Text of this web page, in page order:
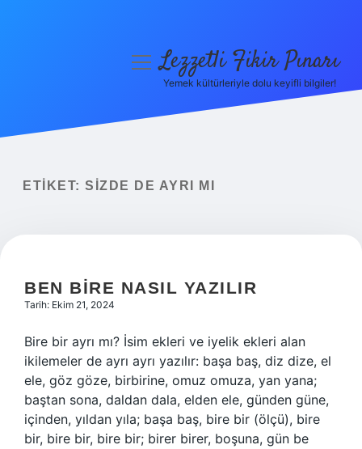
Yasal Uyarı
menüyüLezzetli Fikir Pınarı
Yemek kültürleriyle dolu keyifli bilgiler!
ETIKET: SIZDE DE AYRI MI
BEN BIRE NASIL YAZILIR
Tarih: Ekim 21, 2024
Bire bir ayrı mı? İsim ekleri ve iyelik ekleri alan
ikilemeler de ayrı ayrı yazılır: başa baş, diz dize, el
ele, göz göze, birbirine, omuz omuza, yan yana;
baştan sona, daldan dala, elden ele, günden güne,
içinden, yıldan yıla; başa baş, bire bir (ölçü), bire
bir, bire bir, bire bir; birer birer, boşuna, gün be